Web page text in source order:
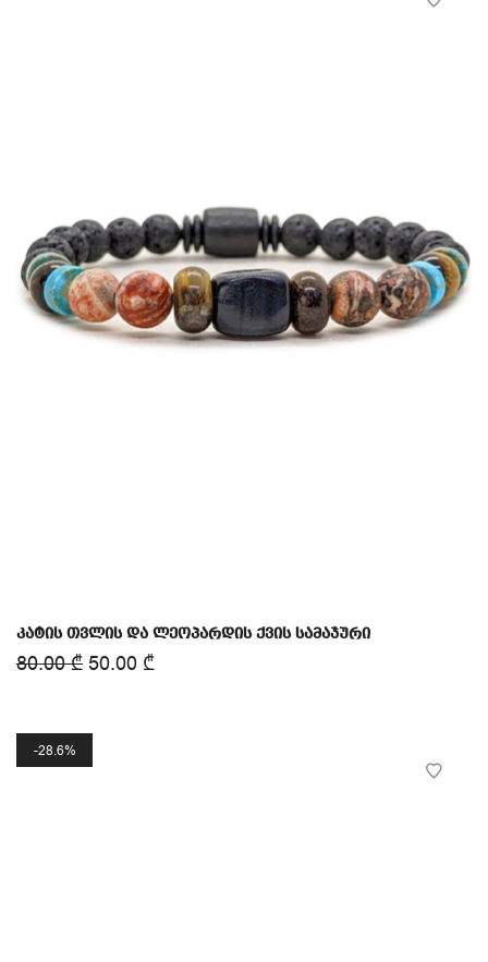
კატის თვლის და ლეოპარდის ქვის სამაჯური
80.00₾ 50.00 ₾
28.6%